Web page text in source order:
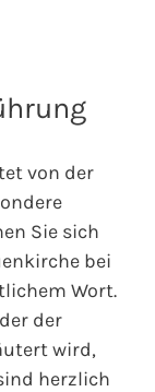
von der
Sie sich
bei
Wort.
der
wird,
herzlich